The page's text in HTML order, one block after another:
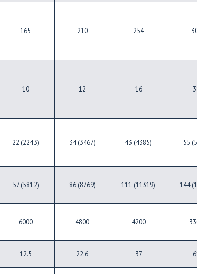
165 210 254
10 12 16
22 (2243) 34 (3467) 43 (4385) 55
57 (5812) 86 (8769) 111 (11319) 144
6000 4800 4200
12.5 22.6 37